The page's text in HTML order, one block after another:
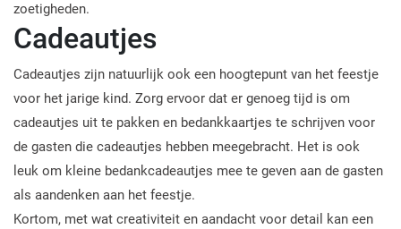
zoetigheden.
Cadeautjes
Cadeautjes zijn natuurlijk ook een hoogtepunt van het feestje
voor het jarige kind. Zorg ervoor dat er genoeg tijd is om
cadeautjes uit te pakken en bedankkaartjes te schrijven voor
de gasten die cadeautjes hebben meegebracht. Het is ook
leuk om kleine bedankcadeautjes mee te geven aan de gasten
als aandenken aan het feestje.
Kortom, met wat creativiteit en aandacht voor detail kan een